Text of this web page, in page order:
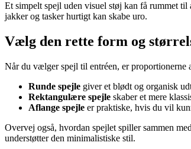
Et simpelt spejl uden visuel støj kan få rummet
jakker og tasker hurtigt kan skabe uro.
Vælg den rette form og
Når du vælger spejl til entréen, er
Runde spejle giver et blødt og organisk
Rektangulære spejle skaber et mere
Aflange spejle er praktiske, hvis du vil
Overvej også, hvordan spejlet spiller sammen
understøtter den minimalistiske stil.